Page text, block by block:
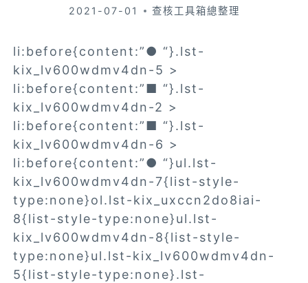
2021-07-01 查核工具箱總整理
li:before{content:”● “}.lst-
kix_lv600wdmv4dn-5 >
li:before{content:”■ “}.lst-
kix_lv600wdmv4dn-2 >
li:before{content:”■ “}.lst-
kix_lv600wdmv4dn-6 >
li:before{content:”● “}ul.lst-
kix_lv600wdmv4dn-7{list-style-
type:none}ol.lst-kix_uxccn2do8iai-
8{list-style-type:none}ul.lst-
kix_lv600wdmv4dn-8{list-style-
type:none}ul.lst-kix_lv600wdmv4dn-
5{list-style-type:none}.lst-